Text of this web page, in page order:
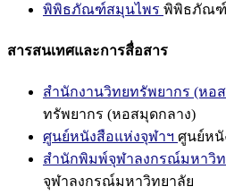
พิพิธภัณฑ์สมุนไพร พิพิธภัณฑ์
สารสนเทศและการสื่อสาร
สำนักงานวิทยทรัพยากร (หอ
ทรัพยากร (หอสมุดกลาง)
ศูนย์หนังสือแห่งจุฬาฯ ศูนย์หนั
สำนักพิมพ์จุฬาลงกรณ์มหาวิท
จุฬาลงกรณ์มหาวิทยาลัย